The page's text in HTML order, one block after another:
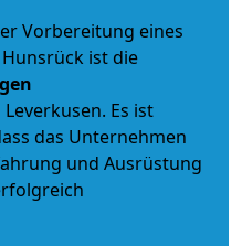
Vorbereitung eines
ist die
Es ist
das Unternehmen
und Ausrüstung